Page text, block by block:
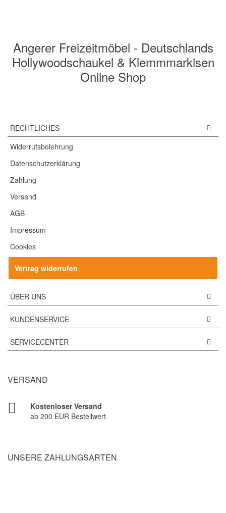
Angerer Freizeitmöbel - Deutschlands
Hollywoodschaukel & Klemmmarkisen
Online Shop
RECHTLICHES
Widerrufsbelehrung
Datenschutzerklärung
Zahlung
Versand
AGB
Impressum
Cookies
Vertrag widerrufen
ÜBER UNS
KUNDENSERVICE
SERVICECENTER
VERSAND
Kostenloser Versand
ab 200 EUR Bestellwert
UNSERE ZAHLUNGSARTEN